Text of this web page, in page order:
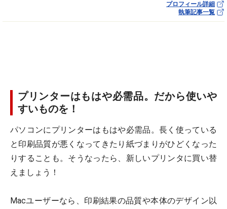
プロフィール詳細
執筆記事一覧
プリンターはもはや必需品。だから使いや
すいものを！
パソコンにプリンターはもはや必需品。長く使っている
と印刷品質が悪くなってきたり紙づまりがひどくなった
りすることも。そうなったら、新しいプリンタに買い替
えましょう！
Macユーザーなら、印刷結果の品質や本体のデザイン以